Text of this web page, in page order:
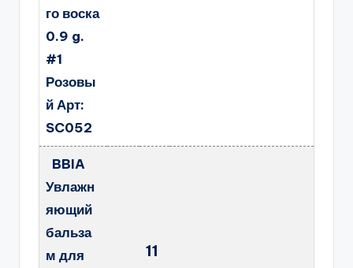
го воска
0.9 g.
#1
Розовы
й Арт:
SC052
BBIA
Увлажн
яющий
бальза
м для
11